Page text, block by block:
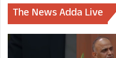
The News Adda Live